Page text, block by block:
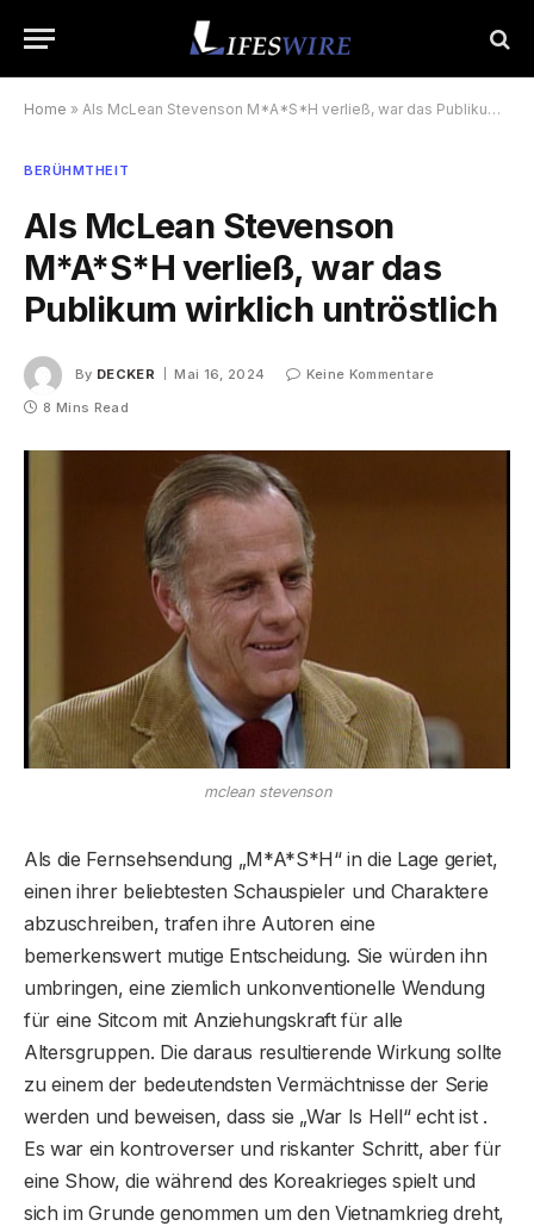
Home » Als McLean Stevenson M*A*S*H verließ, war das Publikum wirklich untröstlich
BERÜHMTHEIT
Als McLean Stevenson
M*A*S*H verließ, war das
Publikum wirklich untröstlich
By DECKER Mai 16, 2024
Keine Kommentare
8 Mins Read
mclean stevenson
Als die Fernsehsendung „M*A*S*H“ in die Lage geriet,
einen ihrer beliebtesten Schauspieler und Charaktere
abzuschreiben, trafen ihre Autoren eine
bemerkenswert mutige Entscheidung. Sie würden ihn
umbringen, eine ziemlich unkonventionelle Wendung
für eine Sitcom mit Anziehungskraft für alle
Altersgruppen. Die daraus resultierende Wirkung sollte
zu einem der bedeutendsten Vermächtnisse der Serie
werden und beweisen, dass sie „War Is Hell“ echt ist .
Es war ein kontroverser und riskanter Schritt, aber für
eine Show, die während des Koreakrieges spielt und
sich im Grunde genommen um den Vietnamkrieg dreht,